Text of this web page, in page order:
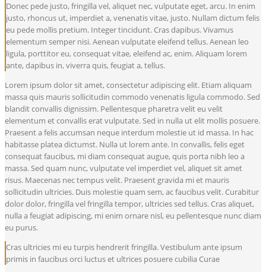
Donec pede justo, fringilla vel, aliquet nec, vulputate eget, arcu. In enim
justo, rhoncus ut, imperdiet a, venenatis vitae, justo. Nullam dictum felis
eu pede mollis pretium. Integer tincidunt. Cras dapibus. Vivamus
elementum semper nisi. Aenean vulputate eleifend tellus. Aenean leo
ligula, porttitor eu, consequat vitae, eleifend ac, enim. Aliquam lorem
ante, dapibus in, viverra quis, feugiat a, tellus.
Lorem ipsum dolor sit amet, consectetur adipiscing elit. Etiam aliquam
massa quis mauris sollicitudin commodo venenatis ligula commodo. Sed
blandit convallis dignissim. Pellentesque pharetra velit eu velit
elementum et convallis erat vulputate. Sed in nulla ut elit mollis posuere.
Praesent a felis accumsan neque interdum molestie ut id massa. In hac
habitasse platea dictumst. Nulla ut lorem ante. In convallis, felis eget
consequat faucibus, mi diam consequat augue, quis porta nibh leo a
massa. Sed quam nunc, vulputate vel imperdiet vel, aliquet sit amet
risus. Maecenas nec tempus velit. Praesent gravida mi et mauris
sollicitudin ultricies. Duis molestie quam sem, ac faucibus velit. Curabitur
dolor dolor, fringilla vel fringilla tempor, ultricies sed tellus. Cras aliquet,
nulla a feugiat adipiscing, mi enim ornare nisl, eu pellentesque nunc diam
eu purus.
Cras ultricies mi eu turpis hendrerit fringilla. Vestibulum ante ipsum
primis in faucibus orci luctus et ultrices posuere cubilia Curae